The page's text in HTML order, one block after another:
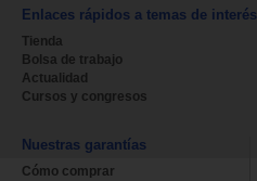
Enlaces rápidos a temas de interés
Tienda
Bolsa de trabajo
Actualidad
Cursos y congresos
Nuestras garantías
Cómo comprar